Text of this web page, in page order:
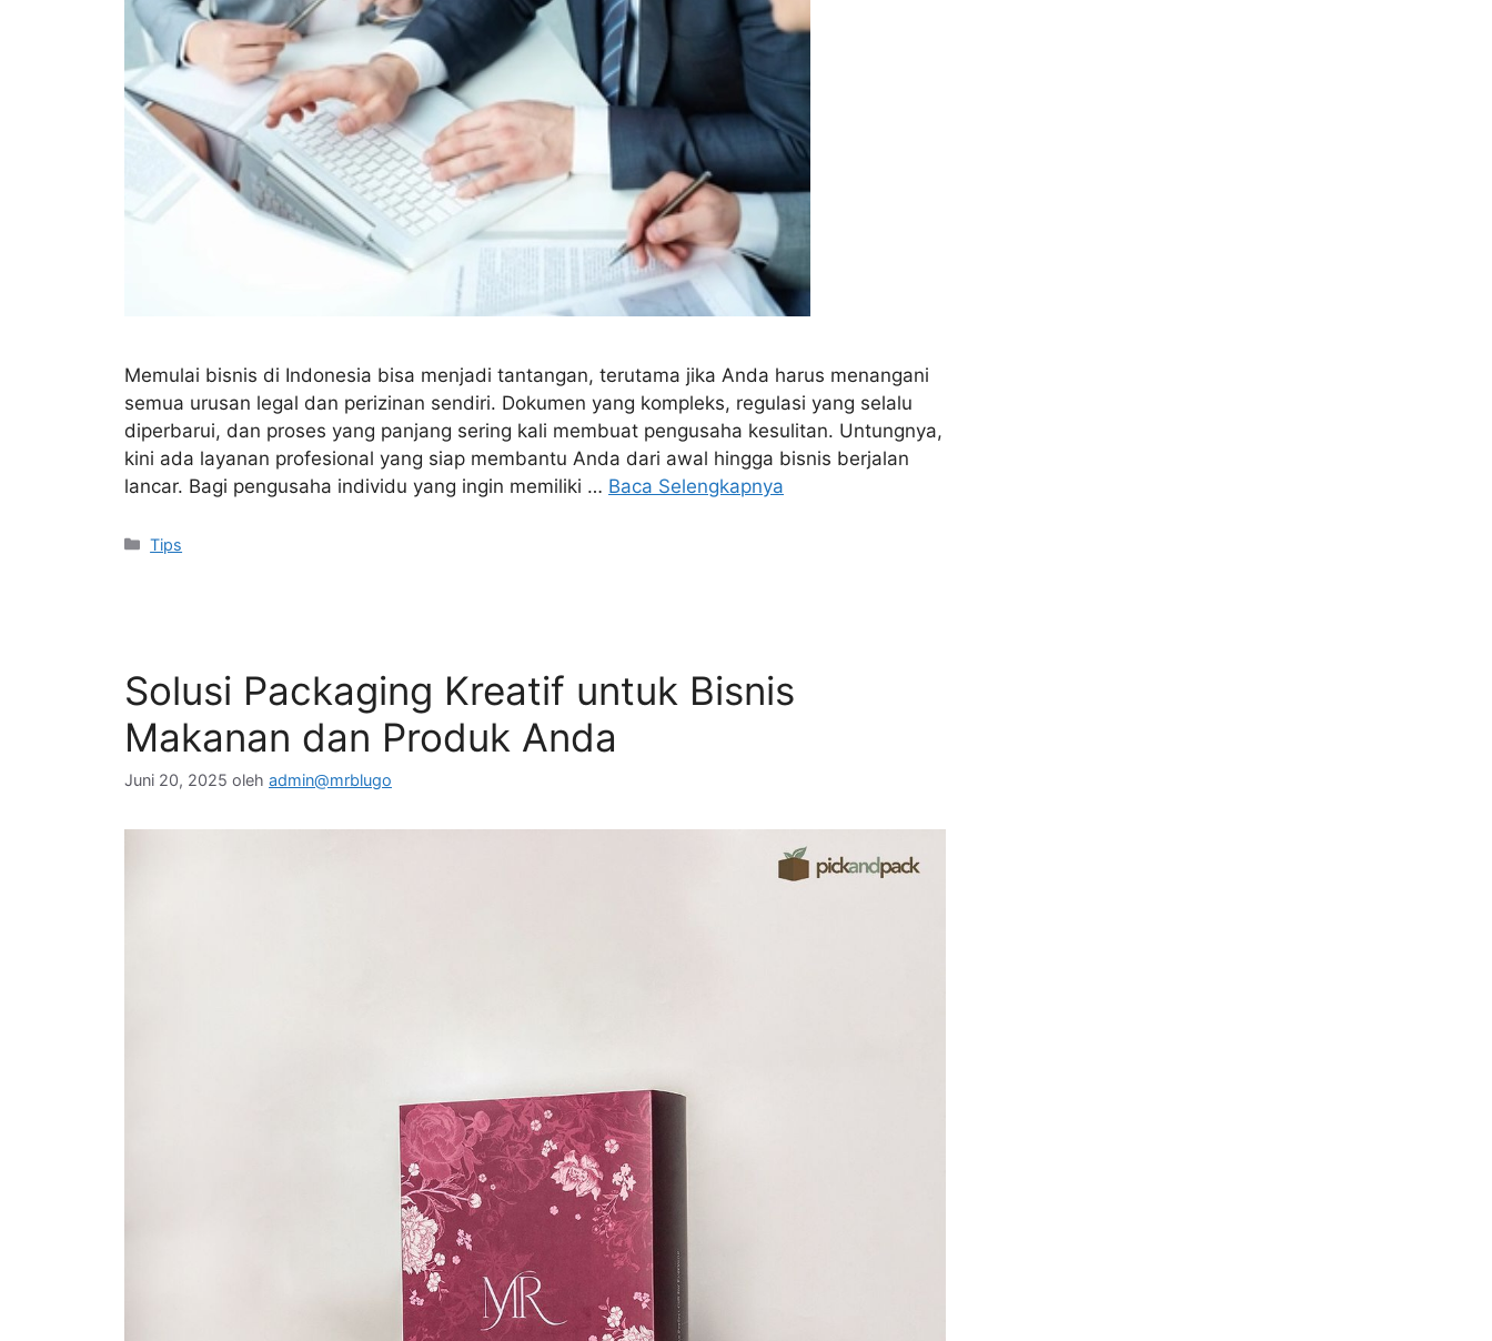
Memulai bisnis di Indonesia bisa menjadi tantangan, terutama jika Anda harus menangani
semua urusan legal dan perizinan sendiri. Dokumen yang kompleks, regulasi yang selalu
diperbarui, dan proses yang panjang sering kali membuat pengusaha kesulitan. Untungnya,
kini ada layanan profesional yang siap membantu Anda dari awal hingga bisnis berjalan
lancar. Bagi pengusaha individu yang ingin memiliki … Baca Selengkapnya
Kategori
Tips
Solusi Packaging Kreatif untuk Bisnis
Makanan dan Produk Anda
Juni 20, 2025 oleh admin@mrblugo